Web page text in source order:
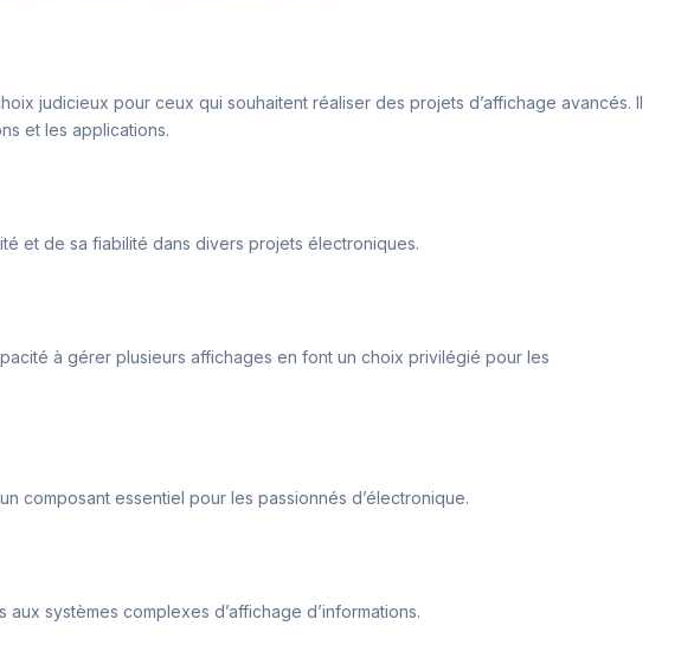
judicieux pour ceux qui souhaitent réaliser des projets d’affichage avancés. Il
et les applications.
et de sa fiabilité dans divers projets électroniques.
à gérer plusieurs affichages en font un choix privilégié pour les
composant essentiel pour les passionnés d’électronique.
systèmes complexes d’affichage d’informations.